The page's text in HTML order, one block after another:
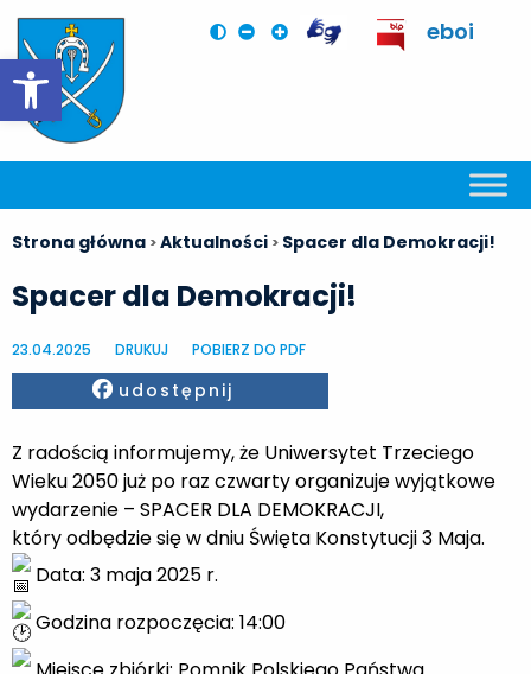
Otwórz pasek narzędzi
eboi
Strona główna >Aktualności > Spacer dla Demokracji!
Spacer dla Demokracji!
23.04.2025 DRUKUJ POBIERZ DO PDF
Facebook
udostępnij
Z radością informujemy, że Uniwersytet Trzeciego
Wieku 2050 już po raz czwarty organizuje wyjątkowe
wydarzenie – SPACER DLA DEMOKRACJI,
który odbędzie się w dniu Święta Konstytucji 3 Maja.
Data: 3 maja 2025 r.
Godzina rozpoczęcia: 14:00